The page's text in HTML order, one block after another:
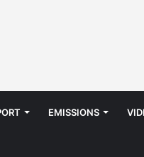
EMISSIONS